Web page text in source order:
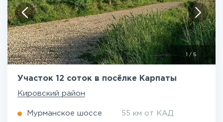
/5
Участок 12 соток в посёлке Карпаты
Кировский район
Мурманское шоссе 55 км от КАД